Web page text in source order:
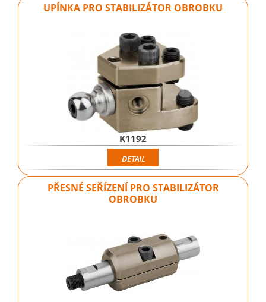
UPÍNKA PRO STABILIZÁTOR OBROBKU
K1192
DETAIL
PŘESNÉ SEŘÍZENÍ PRO STABILIZÁTOR
OBROBKU